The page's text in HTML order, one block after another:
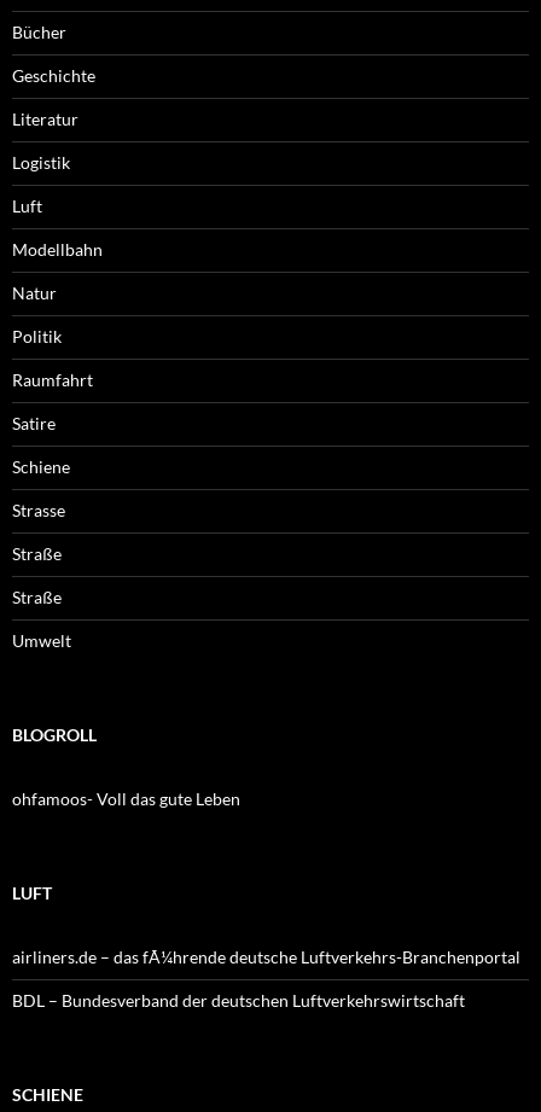
Bücher
Geschichte
Literatur
Logistik
Luft
Modellbahn
Natur
Politik
Raumfahrt
Satire
Schiene
Strasse
Straße
Straße
Umwelt
BLOGROLL
ohfamoos- Voll das gute Leben
LUFT
airliners.de – das fÃ¼hrende deutsche Luftverkehrs-Branchenportal
BDL – Bundesverband der deutschen Luftverkehrswirtschaft
SCHIENE